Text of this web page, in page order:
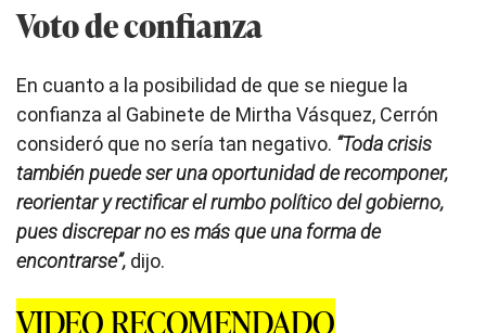
Voto de confianza
En cuanto a la posibilidad de que se niegue la
confianza al Gabinete de Mirtha Vásquez, Cerrón
consideró que no sería tan negativo. “Toda crisis
también puede ser una oportunidad de recomponer,
reorientar y rectificar el rumbo político del gobierno,
pues discrepar no es más que una forma de
encontrarse”, dijo.
VIDEO RECOMENDADO